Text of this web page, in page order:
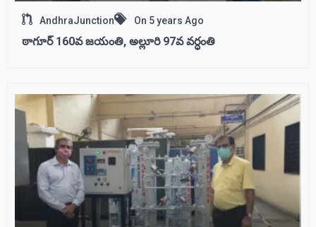
AndhraJunction On 5 years Ago
ఠాగూర్ 160వ జయంతి, అల్లూరి 97వ వర్ధంతి